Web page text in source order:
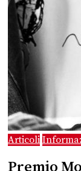
Articoli
Premio